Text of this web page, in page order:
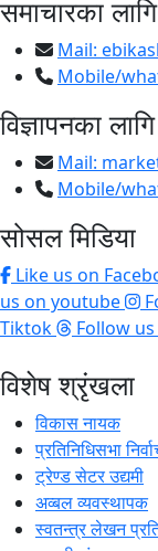
समाचारका लागि
Mail:
Mobile/
विज्ञापनका लागि
Mail:
Mobile/
सोसल मिडिया
Like us on
us on youtube
Tiktok
Follow
विशेष श्रृंखला
विकास नायक
प्रतिनिधिसभा
ट्रेण्ड सेटर उद्यमी
अव्बल व्यवस्थापक
स्वतन्त्र लेखन